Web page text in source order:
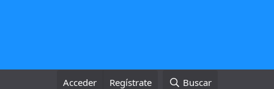
Acceder Regístrate Buscar